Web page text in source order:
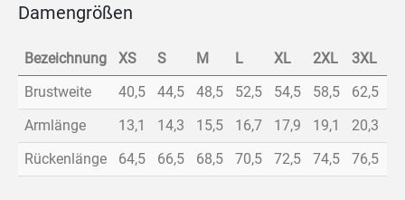
Damengrößen
Bezeichnung XS S M L XL 2XL 3XL
Brustweite
40,5 44,5 48,5 52,5 54,5 58,5 62,5
Armlänge
13,1 14,3 15,5 16,7 17,9 19,1 20,3
Rückenlänge
64,5 66,5 68,5 70,5 72,5 74,5 76,5